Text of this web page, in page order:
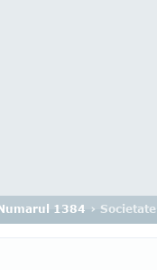
1384 › Societate